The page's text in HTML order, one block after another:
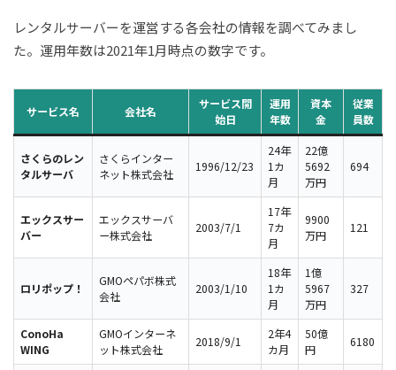
レンタルサーバーを運営する各会社の情報を調べてみまし
た。運用年数は2021年1月時点の数字です。
サービス名 会社名
サービス開
始日
運用
年数
資本
金
従業
員数
さくらのレン
タルサーバ
さくらインター
ネット株式会社
1996/12/23
24年
1カ
月
22億
5692
万円
694
エックスサー
バー
エックスサーバ
ー株式会社
2003/7/1
17年
7カ
月
9900
万円
121
ロリポップ！
GMOペパボ株式
会社
2003/1/10
18年
1カ
月
1億
5967
万円
327
ConoHa
WING
GMOインターネ
ット株式会社
2018/9/1
2年4
カ月
50億
円
6180